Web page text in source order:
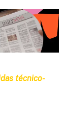
técnico-